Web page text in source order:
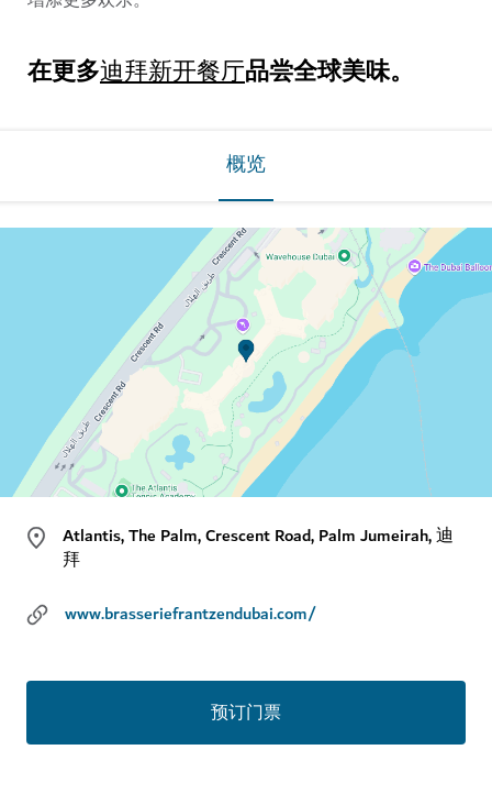
在更多迪拜新开餐厅品尝全球美味。
概览
Atlantis, The Palm, Crescent Road, Palm Jumeirah, 迪
拜
www.brasseriefrantzendubai.com/
预订门票